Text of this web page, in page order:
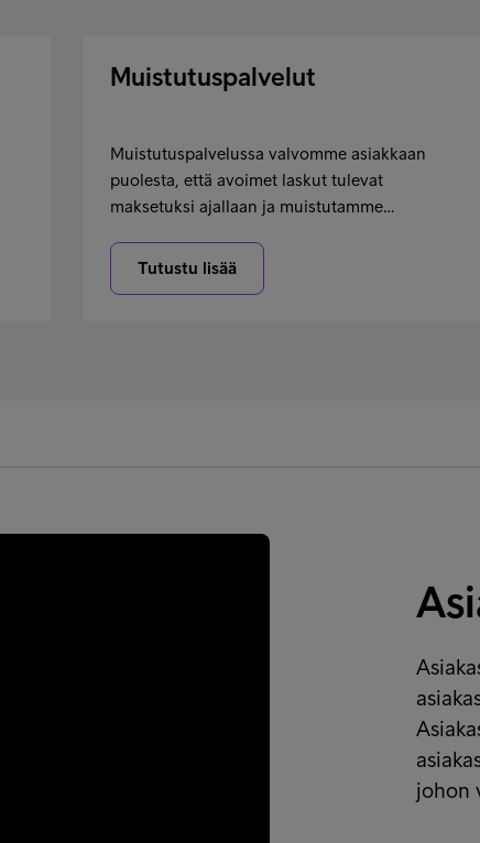
Muistutuspalvelut
Muistutuspalvelussa valvomme asiakkaan
puolesta, että avoimet laskut tulevat
maksetuksi ajallaan ja muistutamme…
Tutustu lisää
johon